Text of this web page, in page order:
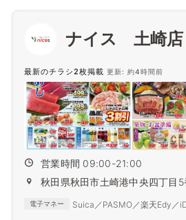
ナイス 土崎店
最新のチラシ2枚掲載 更新: 約4時間前
営業時間 09:00-21:00
秋田県秋田市土崎港中央四丁目
電子マネー Suica／PASMO／楽天Edy／